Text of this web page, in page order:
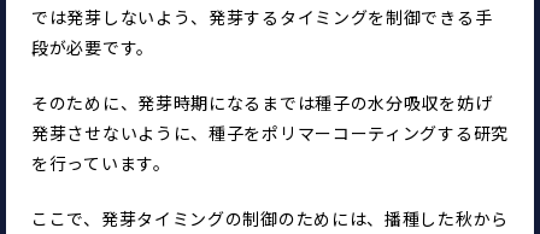
では発芽しないよう、発芽するタイミングを制御できる手
段が必要です。
そのために、発芽時期になるまでは種子の水分吸収を妨げ
発芽させないように、種子をポリマーコーティングする研究
を行っています。
ここで、発芽タイミングの制御のためには、播種した秋から